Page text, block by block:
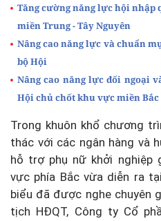
Tăng cường năng lực hội nhập
miền Trung - Tây Nguyên
Nâng cao năng lực và chuẩn
bộ Hội
Nâng cao năng lực đối ngoại
Hội chủ chốt khu vực miền Bắc
Trong khuôn khổ chương
thác với các ngân hàng và
hỗ trợ phụ nữ khởi nghiệp
vực phía Bắc vừa diễn ra
biểu đã được nghe chuyên
tịch HĐQT, Công ty Cổ